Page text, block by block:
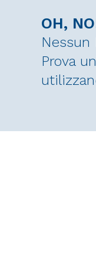
OH,
Nessun
Prova